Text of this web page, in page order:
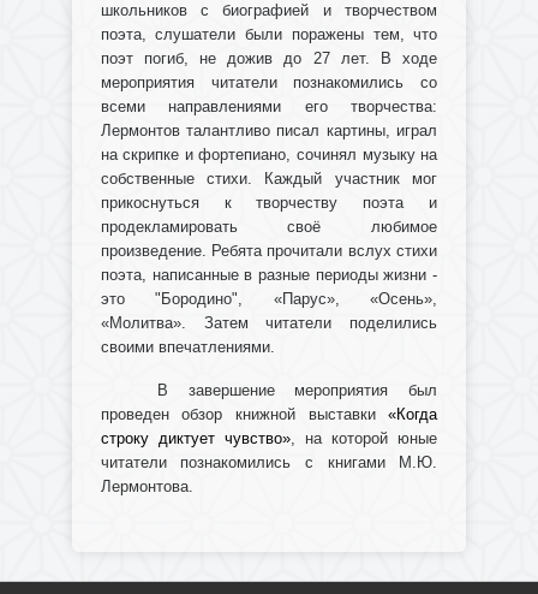
школьников с биографией и творчеством
поэта, слушатели были поражены тем, что
поэт погиб, не дожив до 27 лет. В ходе
мероприятия читатели познакомились со
всеми направлениями его творчества:
Лермонтов талантливо писал картины, играл
на скрипке и фортепиано, сочинял музыку на
собственные стихи. Каждый участник мог
прикоснуться к творчеству поэта и
продекламировать своё любимое
произведение. Ребята прочитали вслух стихи
поэта, написанные в разные периоды жизни -
это "Бородино", «Парус», «Осень»,
«Молитва». Затем читатели поделились
своими впечатлениями.
В завершение мероприятия был
проведен обзор книжной выставки«Когда
строку диктует чувство», на которой юные
читатели познакомились с книгами М.Ю.
Лермонтова.